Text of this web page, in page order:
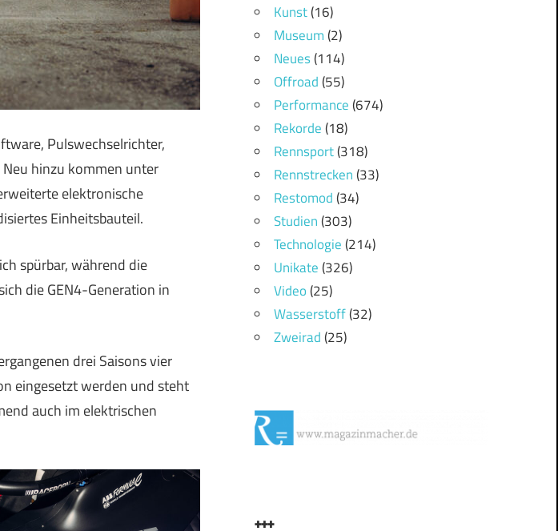
Pulswechselrichter,
hinzu kommen unter
elektronische
Einheitsbauteil.
spürbar, während die
die GEN4-Generation in
drei Saisons vier
eingesetzt werden und steht
auch im elektrischen
Kunst(16)
Museum(2)
Neues(114)
Offroad(55)
Performance(674)
Rekorde(18)
Rennsport(318)
Rennstrecken(33)
Restomod(34)
Studien(303)
Technologie(214)
Unikate(326)
Video(25)
Wasserstoff(32)
Zweirad(25)
+++